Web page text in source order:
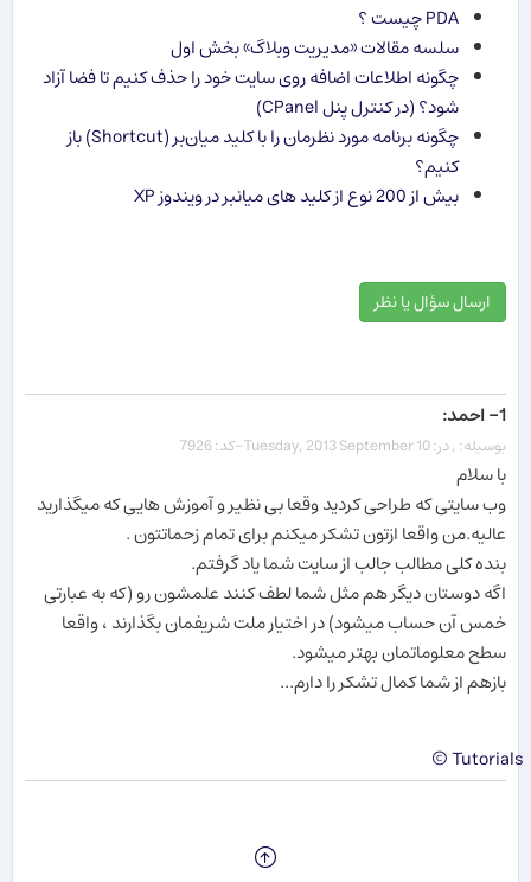
PDA چیست ؟
سلسه مقالات «مدیریت وبلاگ» بخش اول
چگونه اطلاعات اضافه روی سایت خود را حذف کنیم تا فضا آزاد
شود؟ (در کنترل پنل CPanel)
چگونه برنامه مورد نظرمان را با کلید میان‌بر (Shortcut) باز
کنیم؟
بیش از 200 نوع از کلید های میانبر در ویندوز XP
ارسال سؤال یا نظر
1- احمد:
بوسیله: , در: Tuesday, 2013 September 10-کد: 7926
با سلام
وب سایتی که طراحی کردید وقعا بی نظیر و آموزش هایی که میگذارید
عالیه.من واقعا ازتون تشکر میکنم برای تمام زحماتتون .
بنده کلی مطالب جالب از سایت شما یاد گرفتم.
اگه دوستان دیگر هم مثل شما لطف کنند علمشون رو (که به عبارتی
خمس آن حساب میشود) در اختیار ملت شریفمان بگذارند ، واقعا
سطح معلوماتمان بهتر میشود.
بازهم از شما کمال تشکر را دارم...
Tutorials ©